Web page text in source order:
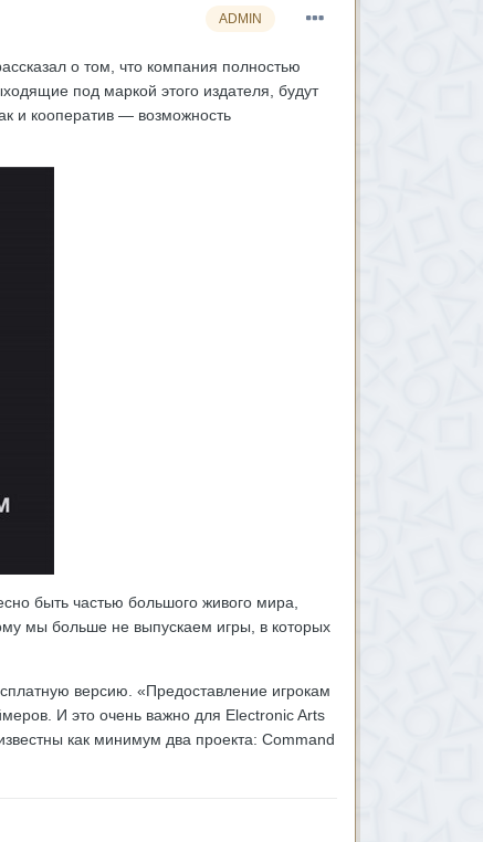
ADMIN
о том, что компания полностью
под маркой этого издателя, будут
и кооператив — возможность
быть частью большого живого мира,
мы больше не выпускаем игры, в которых
версию. «Предоставление игрокам
И это очень важно для Electronic Arts
как минимум два проекта: Command